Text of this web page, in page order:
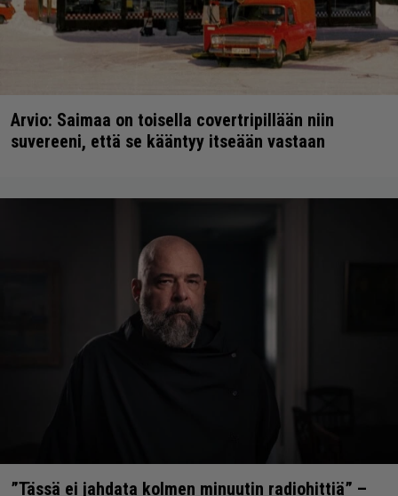
Arvio: Saimaa on toisella covertripillään niin
suvereeni, että se kääntyy itseään vastaan
”Tässä ei jahdata kolmen minuutin radiohittiä” –